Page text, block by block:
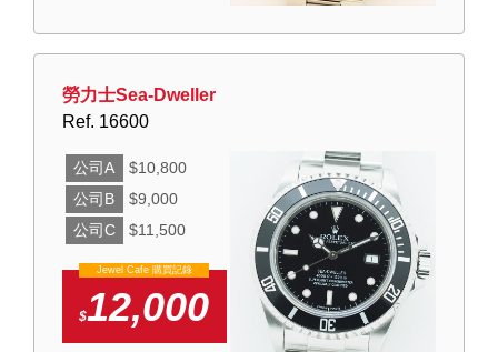
勞力士Sea-Dweller
Ref. 16600
公司A
$10,800
公司B
$9,000
公司C
$11,500
Jewel Cafe 購買記錄
$12,000